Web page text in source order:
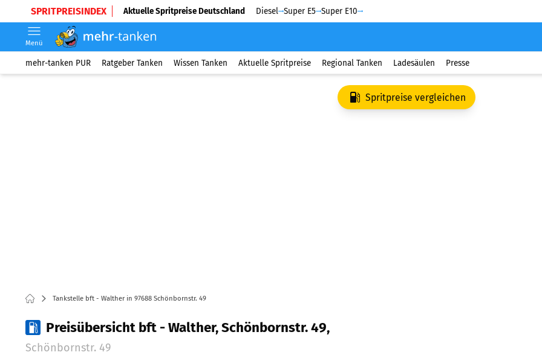
SPRITPREISINDEX Aktuelle Spritpreise Deutschland Diesel Super E5 Super E10
Menü
mehr-tanken PUR Ratgeber Tanken Wissen Tanken Aktuelle Spritpreise Regional Tanken Ladesäulen Presse
Spritpreise vergleichen
Tankstelle bft - Walther in 97688 Schönbornstr. 49
Preisübersicht bft - Walther, Schönbornstr. 49,
Schönbornstr. 49